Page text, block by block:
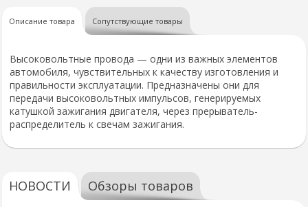
Описание товара Сопутствующие товары
Высоковольтные провода — одни из важных элементов
автомобиля, чувствительных к качеству изготовления и
правильности эксплуатации. Предназначены они для
передачи высоковольтных импульсов, генерируемых
катушкой зажигания двигателя, через прерыватель-
распределитель к свечам зажигания.
НОВОСТИ Обзоры товаров